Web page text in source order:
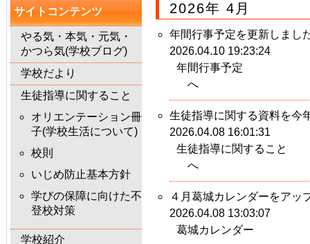
サイトコンテンツ
やる気・本気・元気・
かつら気(学校ブログ)
学校だより
生徒指導に関すること
オリエンテーション冊
子(学校生活について)
校則
いじめ防止基本方針
学びの保障に向けた不
登校対策
学校紹介
2026年 4月
年間行事予定を更新しまし
2026.04.10 19:23:24
年間行事予定
へ
生徒指導に関する資料を今
2026.04.08 16:01:31
生徒指導に関すること
へ
４月葛城カレンダーをアッ
2026.04.08 13:03:07
葛城カレンダー